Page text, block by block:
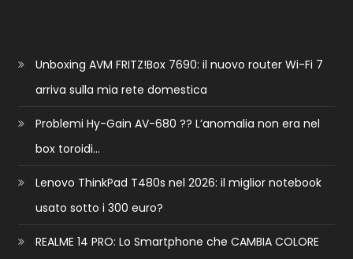
Unboxing AVM FRITZ!Box 7690: il nuovo router Wi-Fi 7
arriva sulla mia rete domestica
Problemi Hy-Gain AV-680 ?? L’anomalia non era nel
box toroidi…
Lenovo ThinkPad T480s nel 2026: il miglior notebook
usato sotto i 300 euro?
REALME 14 PRO: Lo Smartphone che CAMBIA COLORE